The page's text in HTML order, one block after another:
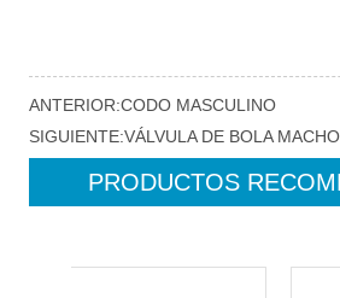
ANTERIOR:CODO MASCULINO
SIGUIENTE:VÁLVULA DE BOLA MACHO
PRODUCTOS